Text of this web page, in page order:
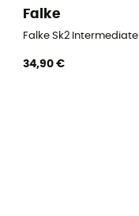
Falke
Falke Sk2
34,90 €